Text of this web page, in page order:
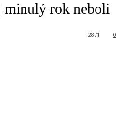
minulý rok neboli
0
2871